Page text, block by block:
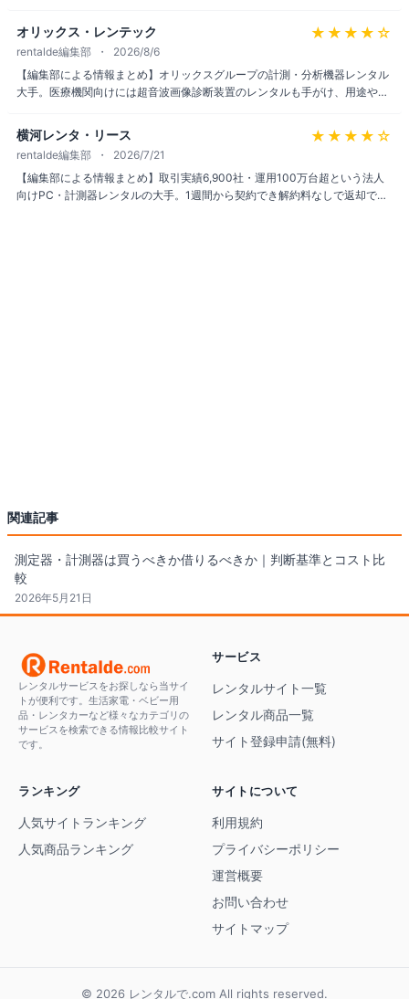
ため一般消費者の実利用口コミはほとんど見当たらず、詳細な料金は個別見
積もりでの確認が必要。
オリックス・レンテック ★★★★ ☆
rentalde編集部
2026/8/6
【編集部による情報まとめ】オリックスグループの計測・分析機器レンタル
大手。医療機関向けには超音波画像診断装置のレンタルも手がけ、用途や台
向の企業文化を評価する声がある一方、給与面での指摘も一部見られる。法
人向けサービスのため一般消費者の口コミは少ないが、大手グループならで
はの信頼感がある。
横河レンタ・リース ★★★★ ☆
rentalde編集部
2026/7/21
【編集部による情報まとめ】取引実績6,900社・運用100万台超という法人
向けPC・計測器レンタルの大手。1週間から契約でき解約料なしで返却でき
関連記事
測定器・計測器は買うべきか借りるべきか｜判断基準とコスト比
較
2026年5月21日
レンタルサービスをお探しなら当サイ
トが便利です。生活家電・ベビー用
品・レンタカーなど様々なカテゴリの
サービスを検索できる情報比較サイト
です。
サービス
レンタルサイト一覧
レンタル商品一覧
サイト登録申請(無料)
ランキング
人気サイトランキング
人気商品ランキング
サイトについて
利用規約
プライバシーポリシー
運営概要
お問い合わせ
サイトマップ
© 2026 レンタルで.com All rights reserved.